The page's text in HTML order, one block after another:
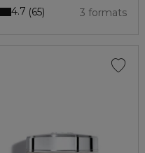
3 formats
4.7 65